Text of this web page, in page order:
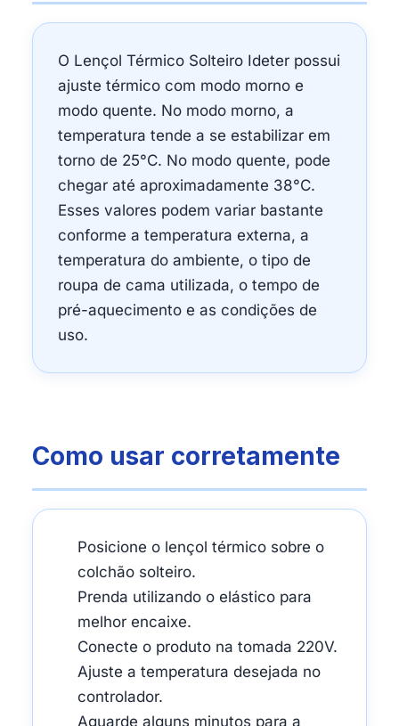
O Lençol Térmico Solteiro Ideter possui
ajuste térmico com modo morno e
modo quente. No modo morno, a
temperatura tende a se estabilizar em
torno de 25°C. No modo quente, pode
chegar até aproximadamente 38°C.
Esses valores podem variar bastante
conforme a temperatura externa, a
temperatura do ambiente, o tipo de
roupa de cama utilizada, o tempo de
pré-aquecimento e as condições de
uso.
Como usar corretamente
Posicione o lençol térmico sobre o
colchão solteiro.
Prenda utilizando o elástico para
melhor encaixe.
Conecte o produto na tomada 220V.
Ajuste a temperatura desejada no
controlador.
Aguarde alguns minutos para a